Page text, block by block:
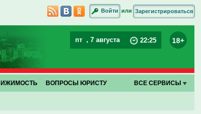
Войти или Зарегистрироваться
пт , 7 августа 22:25 18+
ВОПРОСЫ ЮРИСТУ ВСЕ СЕРВИСЫ